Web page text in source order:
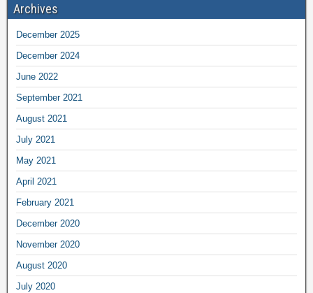
Archives
December 2025
December 2024
June 2022
September 2021
August 2021
July 2021
May 2021
April 2021
February 2021
December 2020
November 2020
August 2020
July 2020